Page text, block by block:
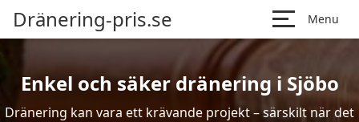
Dränering-pris.se Menu
Enkel och säker dränering i Sjöbo
Dränering kan vara ett krävande projekt – särskilt när det